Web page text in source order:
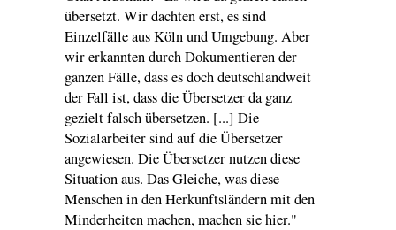
übersetzt. Wir dachten erst, es sind
Einzelfälle aus Köln und Umgebung. Aber
wir erkannten durch Dokumentieren der
ganzen Fälle, dass es doch deutschlandweit
der Fall ist, dass die Übersetzer da ganz
gezielt falsch übersetzen. [...] Die
Sozialarbeiter sind auf die Übersetzer
angewiesen. Die Übersetzer nutzen diese
Situation aus. Das Gleiche, was diese
Menschen in den Herkunftsländern mit den
Minderheiten machen, machen sie hier."